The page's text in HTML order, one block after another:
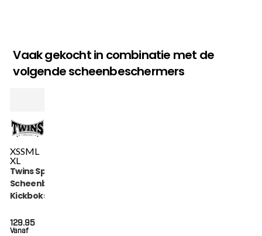
Vaak gekocht in combinatie met de
volgende scheenbeschermers
XSSML
XL
Twins Special
Scheenbeschermers
Kickboksen (SGL 7
Vanaf
129.95